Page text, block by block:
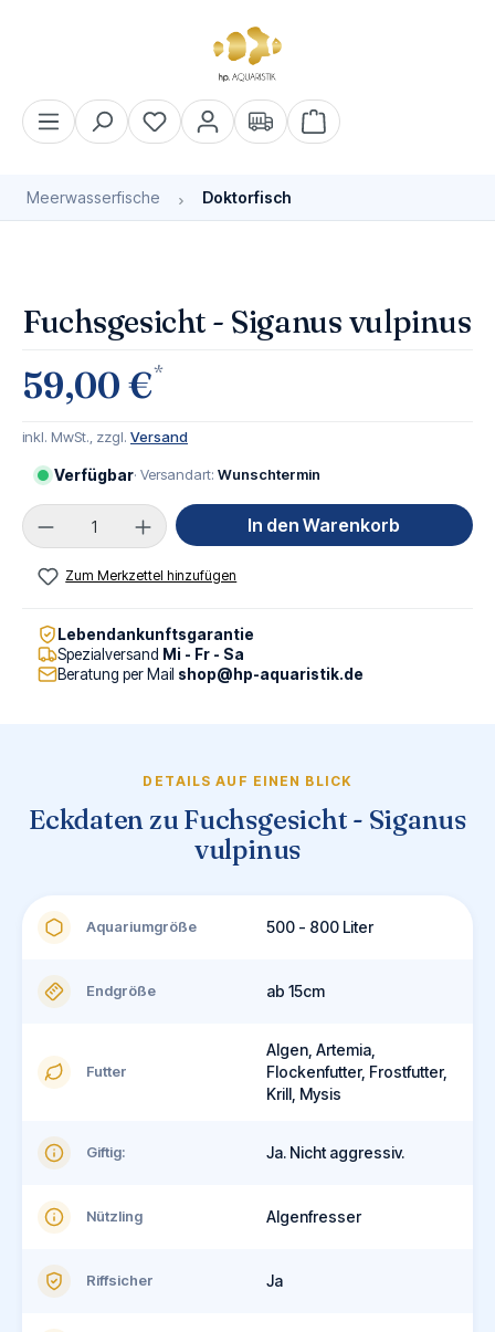
Warenkorb enthält 0
Meerwasserfische Doktorfisch
Fuchsgesicht - Siganus vulpinus
59,00 €*
inkl. MwSt., zzgl. Versand
Verfügbar· Versandart: Wunschtermin
Produkt Anzahl: Gib den gewünschten Wert
In den Warenkorb
Zum Merkzettel hinzufügen
Lebendankunftsgarantie
Spezialversand Mi - Fr - Sa
Beratung per Mail shop@hp-aquaristik.de
DETAILS AUF EINEN BLICK
Eckdaten zu Fuchsgesicht - Siganus
vulpinus
Aquariumgröße 500 - 800 Liter
Endgröße ab 15cm
Futter
Algen, Artemia,
Flockenfutter, Frostfutter,
Krill, Mysis
Giftig: Ja. Nicht aggressiv.
Nützling Algenfresser
Riffsicher Ja